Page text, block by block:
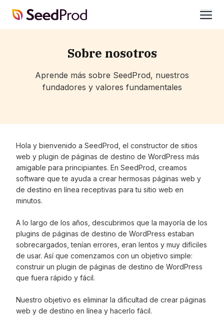
SeedProd
Sobre nosotros
Aprende más sobre SeedProd, nuestros
fundadores y valores fundamentales
Hola y bienvenido a SeedProd, el constructor de sitios
web y plugin de páginas de destino de WordPress más
amigable para principiantes. En SeedProd, creamos
software que te ayuda a crear hermosas páginas web y
de destino en línea receptivas para tu sitio web en
minutos.
A lo largo de los años, descubrimos que la mayoría de los
plugins de páginas de destino de WordPress estaban
sobrecargados, tenían errores, eran lentos y muy difíciles
de usar. Así que comenzamos con un objetivo simple:
construir un plugin de páginas de destino de WordPress
que fuera rápido y fácil.
Nuestro objetivo es eliminar la dificultad de crear páginas
web y de destino en línea y hacerlo fácil.